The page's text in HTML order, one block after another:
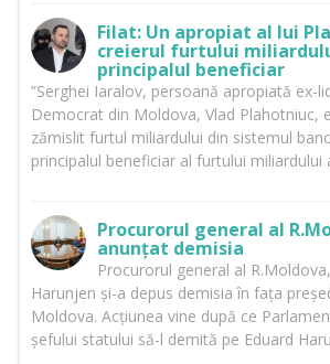
Filat: Un apropiat al lui
creierul furtului
principalul beneficiar
”Serghei Iaralov, persoană apropiată ex-
Democrat din Moldova, Vlad Plahotniuc,
zămislit furtul miliardului din sistemul
principalul beneficiar al furtului miliardului
Procurorul general al
anunțat demisia
Procurorul general al
Harunjen și-a depus demisia în fața
Moldova. Acțiunea vine după ce
șefului statului să-l demită pe Eduard